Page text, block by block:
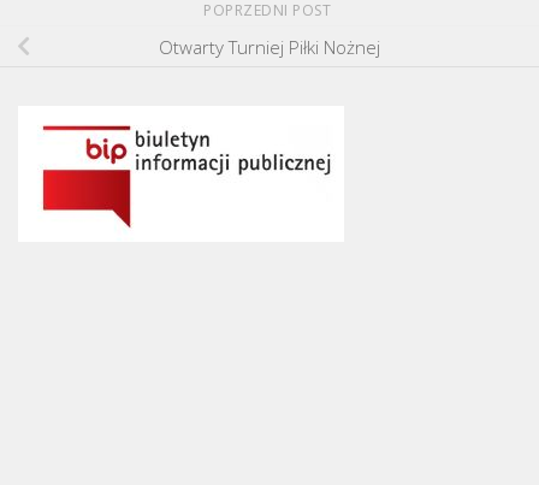
POPRZEDNI POST
Otwarty Turniej Piłki Nożnej